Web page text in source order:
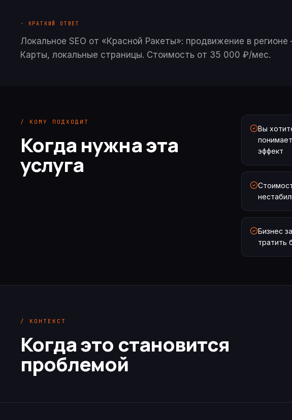
· КРАТКИЙ ОТВЕТ
Локальное SEO от «Красной Ракеты»: продвижение в
Карты, локальные страницы. Стоимость от 35 000 ₽/мес.
/ КОМУ ПОДХОДИТ
Когда нужна эта
услуга
Вы
эффект
Бизнес
тратить
/ КОНТЕКСТ
Когда это становится
проблемой